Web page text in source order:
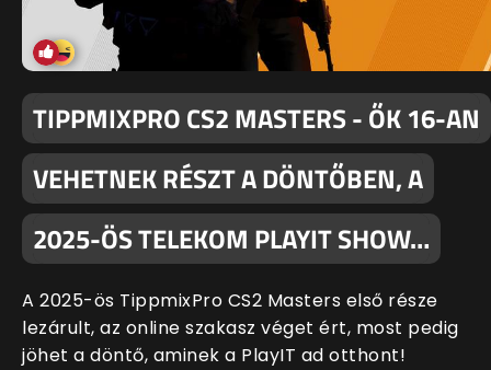
TIPPMIXPRO CS2 MASTERS - ŐK 16-AN
VEHETNEK RÉSZT A DÖNTŐBEN, A
2025-ÖS TELEKOM PLAYIT SHOW…
A 2025-ös TippmixPro CS2 Masters első része
lezárult, az online szakasz véget ért, most pedig
jöhet a döntő, aminek a PlayIT ad otthont!